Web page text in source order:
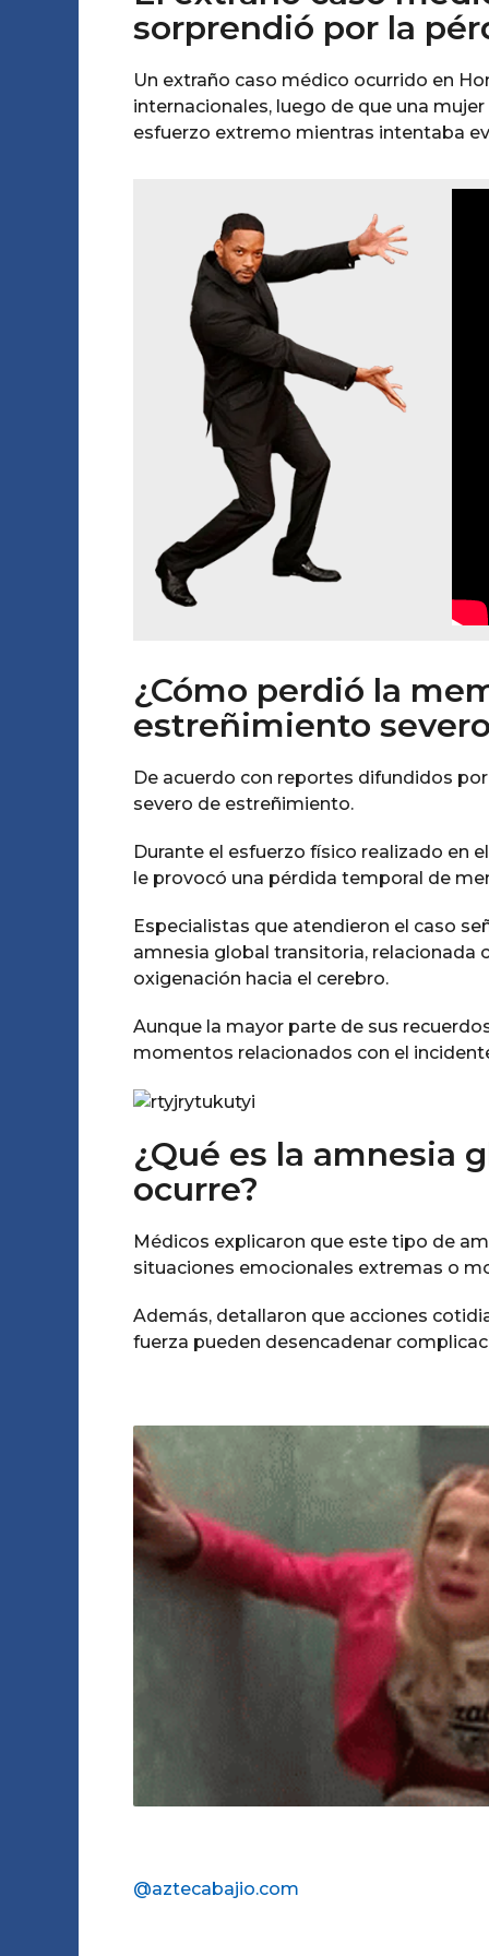
sorprendió por la
Un extraño caso médico ocurrido en
internacionales, luego de que una
esfuerzo extremo mientras intentaba
¿Cómo perdió la
estreñimiento
De acuerdo con reportes difundidos
severo de estreñimiento.
Durante el esfuerzo físico realizado en
le provocó una pérdida temporal de
Especialistas que atendieron el caso
amnesia global transitoria, relacionada
oxigenación hacia el cerebro.
Aunque la mayor parte de sus
momentos relacionados con el
¿Qué es la amnesia
ocurre?
Médicos explicaron que este tipo de
situaciones emocionales extremas o
Además, detallaron que acciones
fuerza pueden desencadenar
@aztecabajio.com